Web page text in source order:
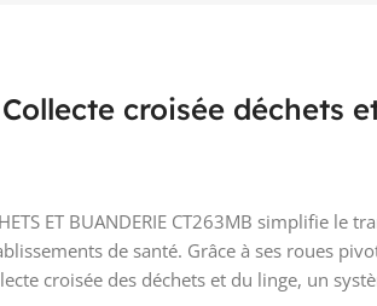
croisée déchets
ET BUANDERIE CT263MB
de santé. Grâce à ses roues
croisée des déchets et du linge, un